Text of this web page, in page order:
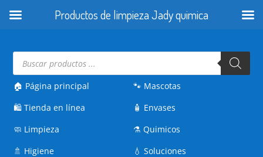
Búsqueda
productos
🏠 Página principal
🛍️Tienda en línea
🧼 Limpieza
🚿 Higiene
🐾 Mascotas
🧴 Envases
⚗️Quimicos
💧Soluciones
Productos de limpieza Jady quimica